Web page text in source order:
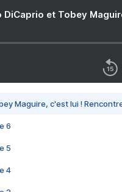
DiCaprio et Tobey
Maguire, c'est lui !
6
5
4